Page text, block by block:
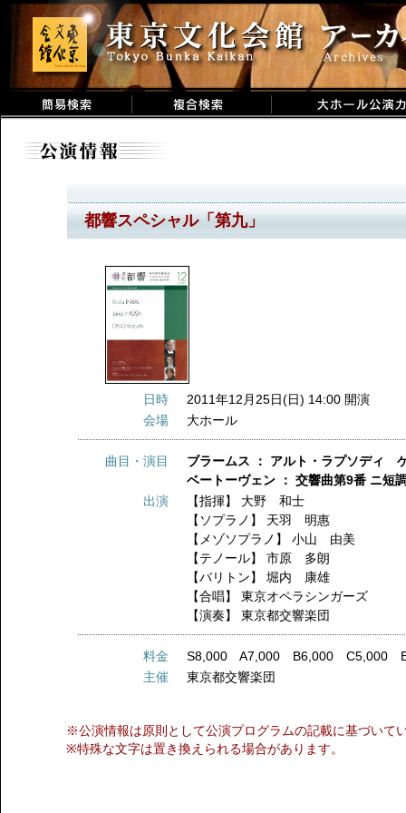
都響スペシャル「第九」
日時
2011年12月25日(日) 14:00 開演
会場
大ホール
曲目・演目
ブラームス ： アルト・ラプソディ
ベートーヴェン ： 交響曲第9番 ニ短
出演
【指揮】 大野 和士
【ソプラノ】 天羽 明惠
【メゾソプラノ】小山 由美
【テノール】市原 多朗
【バリトン】堀内 康雄
【合唱】東京オペラシンガーズ
【演奏】東京都交響楽団
料金
S8,000 A7,000 B6,000 C5,000
主催
東京都交響楽団
※公演情報は原則として公演プログラムの記載に基づいて
※特殊な文字は置き換えられる場合があります。